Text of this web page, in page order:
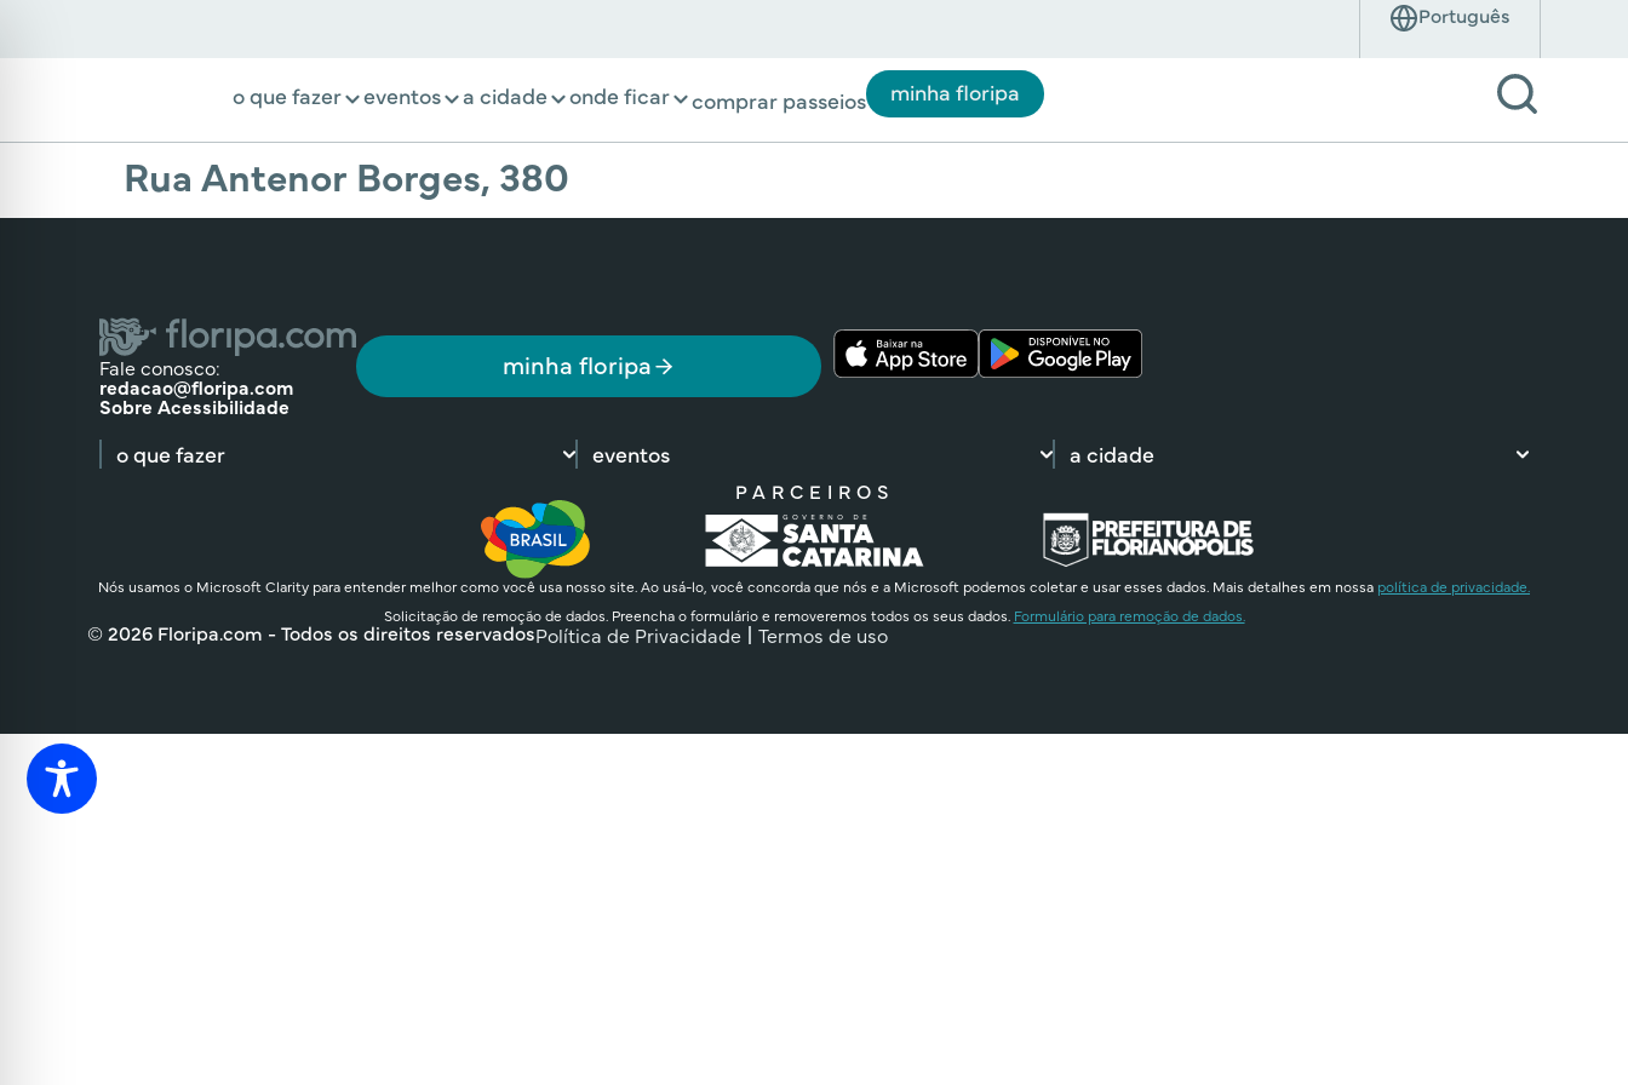
o que fazer eventos a cidade onde ficar comprar passeios minha floripa
Rua Antenor Borges, 380
Fale conosco:
redacao@floripa.com
Sobre Acessibilidade
minha floripa
o que fazer eventos a cidade
PARCEIROS
Nós usamos o Microsoft Clarity para entender melhor como você usa nosso site. Ao usá-lo, você concorda que nós e a Microsoft podemos coletar e usar esses dados. Mais detalhes em nossa política de privacidade.
Solicitação de remoção de dados. Preencha o formulário e removeremos todos os seus dados. Formulário para remoção de dados.
© 2026 Floripa.com - Todos os direitos reservadosPolítica de Privacidade Termos de uso